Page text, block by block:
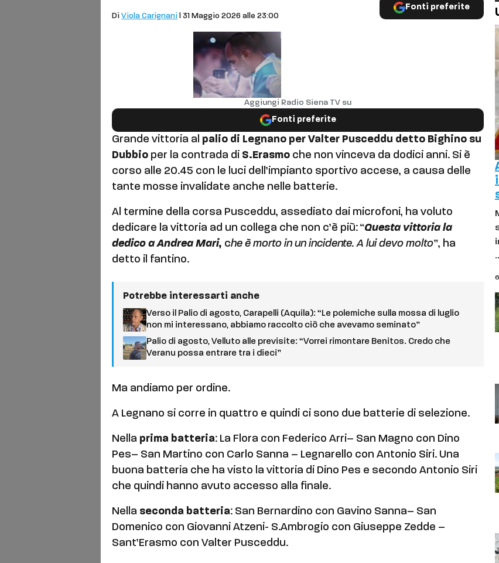
DiViola Carignani | 31 Maggio 2026 alle 23:00
Fonti preferite
Aggiungi Radio Siena TV su
Fonti preferite
Grande vittoria al palio di Legnano per Valter Pusceddu detto Bighino su
Dubbio per la contrada di S.Erasmo che non vinceva da dodici anni. Si è
corso alle 20.45 con le luci dell’impianto sportivo accese, a causa delle
tante mosse invalidate anche nelle batterie.
Al termine della corsa Pusceddu, assediato dai microfoni, ha voluto
dedicare la vittoria ad un collega che non c’è più: “Questa vittoria la
dedico a Andrea Mari, che è morto in un incidente. A lui devo molto”, ha
detto il fantino.
Potrebbe interessarti anche
Verso il Palio di agosto, Carapelli (Aquila): “Le polemiche sulla mossa di luglio
non mi interessano, abbiamo raccolto ciò che avevamo seminato”
Palio di agosto, Velluto alle previsite: “Vorrei rimontare Benitos. Credo che
Veranu possa entrare tra i dieci”
Ma andiamo per ordine.
A Legnano si corre in quattro e quindi ci sono due batterie di selezione.
Nella prima batteria: La Flora con Federico Arri– San Magno con Dino
Pes– San Martino con Carlo Sanna – Legnarello con Antonio Siri. Una
buona batteria che ha visto la vittoria di Dino Pes e secondo Antonio Siri
che quindi hanno avuto accesso alla finale.
Nella seconda batteria: San Bernardino con Gavino Sanna– San
Domenico con Giovanni Atzeni- S.Ambrogio con Giuseppe Zedde –
Sant’Erasmo con Valter Pusceddu.